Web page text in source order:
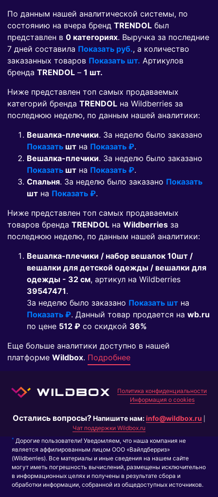
По данным нашей аналитической системы, по
состоянию на вчера бренд TRENDOL был
представлен в 0 категориях. Выручка за последние
7 дней составила Показать руб., а количество
заказанных товаров Показать шт. Артикулов
бренда TRENDOL – 1 шт.
Ниже представлен топ самых продаваемых
категорий бренда TRENDOL на Wildberries за
последнюю неделю, по данным нашей аналитики:
Вешалка-плечики. За неделю было заказано
Показать шт на Показать ₽.
Вешалка-плечики. За неделю было заказано
Показать шт на Показать ₽.
Спальня. За неделю было заказано Показать
шт на Показать ₽.
Ниже представлен топ самых продаваемых
товаров бренда TRENDOL на Wildberries за
последнюю неделю, по данным нашей аналитики:
Вешалка-плечики / набор вешалок 10шт /
вешалки для детской одежды / вешалки для
одежды - 32 см, артикул на Wildberries
39547471.
За неделю было заказано Показать шт на
Показать ₽. Данный товар продается на wb.ru
по цене 512 ₽ co скидкой 36%
Еще больше аналитики доступно в нашей
платформе Wildbox. Подробнее
Политика конфиденциальности
Информация о cookies
Остались вопросы?Напишите нам:info@wildbox.ru
Чат поддержки Wildbox.ru
* Дорогие пользователи! Уведомляем, что наша компания не
является аффилированным лицом ООО «Вайлдберриз»
(Wildberries). Все материалы и иные сведения на нашем сайте
могут иметь погрешность вычислений, размещены исключительно
в информационных целях и получены в результате сбора и
обработки информации, собранной из общедоступных источников.